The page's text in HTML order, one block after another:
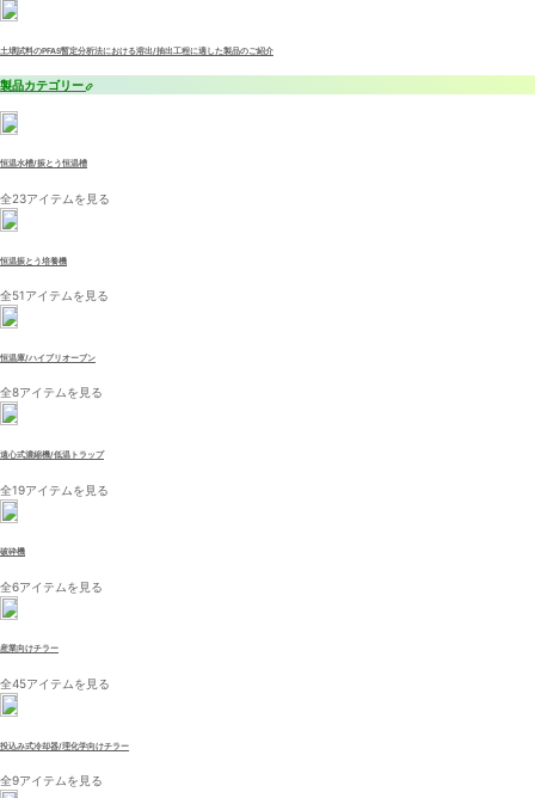
土壌試料のPFAS暫定分析法における溶出/抽出工程に適した製品のご紹介
製品カテゴリー
恒温水槽/振とう恒温槽
全23アイテムを見る
恒温振とう培養機
全51アイテムを見る
恒温庫/ハイブリオーブン
全8アイテムを見る
遠心式濃縮機/低温トラップ
全19アイテムを見る
破砕機
全6アイテムを見る
産業向けチラー
全45アイテムを見る
投込み式冷却器/理化学向けチラー
全9アイテムを見る